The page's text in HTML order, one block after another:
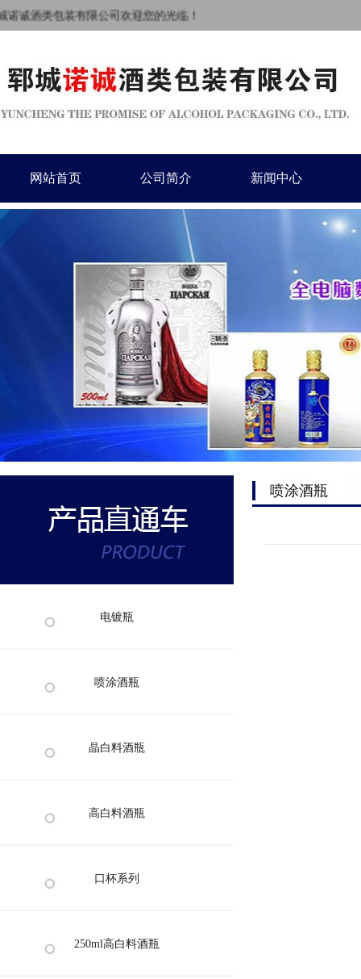
诚酒类包装有限公司欢迎您的光临！
网站首页 公司简介 新闻中心
电镀瓶
喷涂酒瓶
晶白料酒瓶
高白料酒瓶
口杯系列
250ml高白料酒瓶
喷涂酒瓶